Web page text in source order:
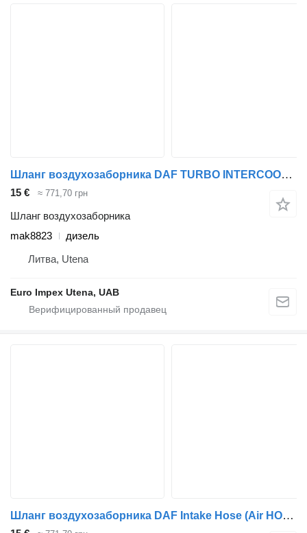
Шланг воздухозаборника DAF TURBO INTERCOOLER PIPE HOSE mak8823 для грузовика DAF 45
15 € ≈ 771,70 грн
Шланг воздухозаборника
mak8823
дизель
Литва, Utena
Euro Impex Utena, UAB
Шланг воздухозаборника DAF Intake Hose (Air HOSE)(Air Pipe) для грузовика DAF LF